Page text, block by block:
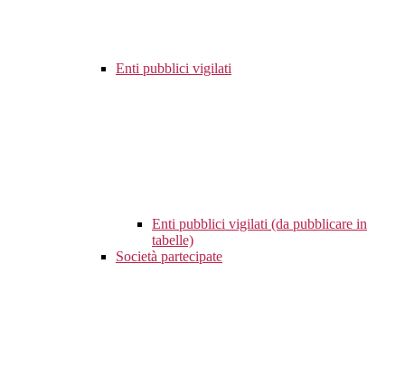
Enti pubblici vigilati
Enti pubblici vigilati (da pubblicare in
tabelle)
Società partecipate